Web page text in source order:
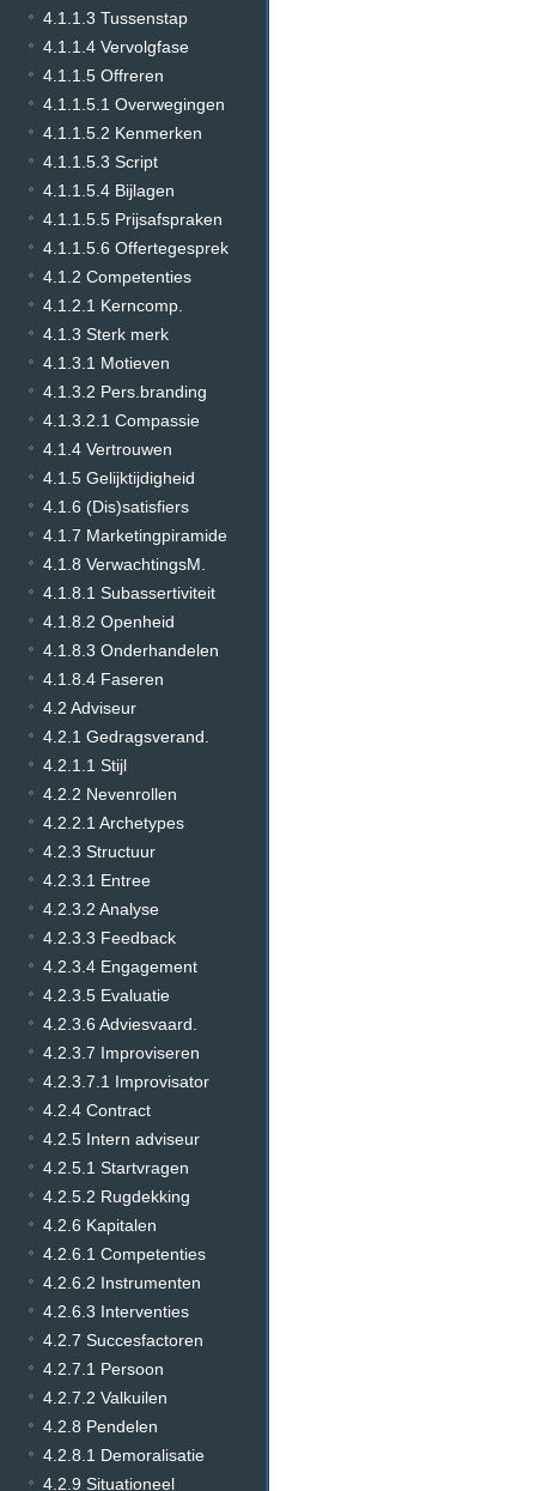
4.1.1.3 Tussenstap
4.1.1.4 Vervolgfase
4.1.1.5 Offreren
4.1.1.5.1 Overwegingen
4.1.1.5.2 Kenmerken
4.1.1.5.3 Script
4.1.1.5.4 Bijlagen
4.1.1.5.5 Prijsafspraken
4.1.1.5.6 Offertegesprek
4.1.2 Competenties
4.1.2.1 Kerncomp.
4.1.3 Sterk merk
4.1.3.1 Motieven
4.1.3.2 Pers.branding
4.1.3.2.1 Compassie
4.1.4 Vertrouwen
4.1.5 Gelijktijdigheid
4.1.6 (Dis)satisfiers
4.1.7 Marketingpiramide
4.1.8 VerwachtingsM.
4.1.8.1 Subassertiviteit
4.1.8.2 Openheid
4.1.8.3 Onderhandelen
4.1.8.4 Faseren
4.2 Adviseur
4.2.1 Gedragsverand.
4.2.1.1 Stijl
4.2.2 Nevenrollen
4.2.2.1 Archetypes
4.2.3 Structuur
4.2.3.1 Entree
4.2.3.2 Analyse
4.2.3.3 Feedback
4.2.3.4 Engagement
4.2.3.5 Evaluatie
4.2.3.6 Adviesvaard.
4.2.3.7 Improviseren
4.2.3.7.1 Improvisator
4.2.4 Contract
4.2.5 Intern adviseur
4.2.5.1 Startvragen
4.2.5.2 Rugdekking
4.2.6 Kapitalen
4.2.6.1 Competenties
4.2.6.2 Instrumenten
4.2.6.3 Interventies
4.2.7 Succesfactoren
4.2.7.1 Persoon
4.2.7.2 Valkuilen
4.2.8 Pendelen
4.2.8.1 Demoralisatie
4.2.9 Situationeel